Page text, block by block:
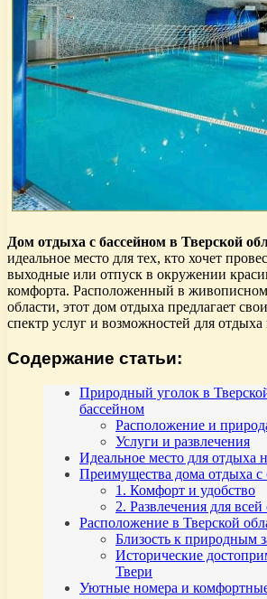
Дом отдыха с бассейном в Тверской
идеальное место для тех, кто хочет
выходные или отпуск в окружении
комфорта. Расположенный в живописном
области, этот дом отдыха предлагает
спектр услуг и возможностей для отдыха
Содержание статьи:
Природный уголок в
бассейном
Расположение и
Услуги и развлечения
Идеальное место для отдыха
Преимущества дома отдыха с
1. Комфорт и удобство
2. Развлечения для всей
Расположение в Тверской
Близость к природным
Исторические
Твери
Уютные номера и